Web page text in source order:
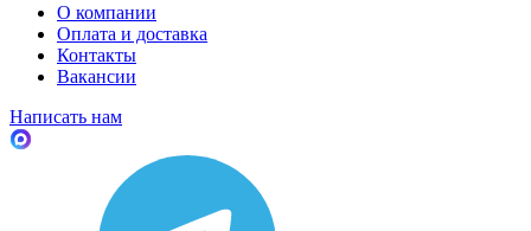
О компании
Оплата и доставка
Контакты
Вакансии
Написать нам